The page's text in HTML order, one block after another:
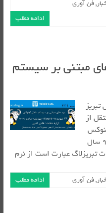
,فن آوری
ادامه مطلب
مبتنی بر سیستم
از
ساکن تبریز است. این گروه بیش از ۹ سال
تبریزلاگ عبارت است از نرم
,فن آوری ادامه مطلب